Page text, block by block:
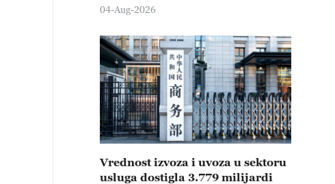
04-Aug-2026
Vrednost izvoza i uvoza u sektoru
usluga dostigla 3.779 milijardi